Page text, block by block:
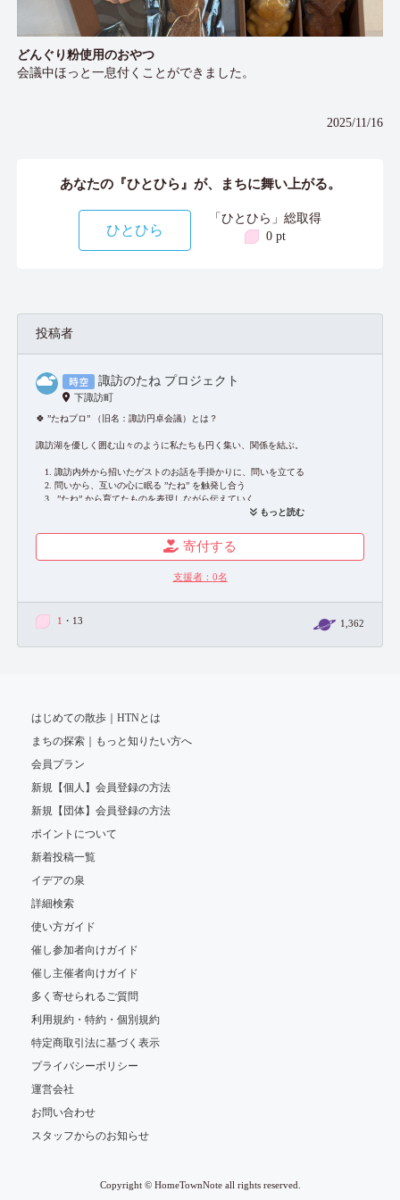
どんぐり粉使用のおやつ
会議中ほっと一息付くことができました。
2025/11/16
あなたの『ひとひら』が、まちに舞い上がる。
ひとひら
「ひとひら」総取得
0 pt
投稿者
諏訪のたね プロジェクト
下諏訪町
🍀 ”たねプロ” （旧名：諏訪円卓会議）とは？
諏訪湖を優しく囲む山々のように私たちも円く集い、関係を結ぶ。
1. 諏訪内外から招いたゲストのお話を手掛かりに、問いを立てる
2. 問いから、互いの心に眠る ”たね” を触発し合う
3. ”たね” から育てたものを表現しながら伝えていく
石垣麻衣子｜ヨーガ講師
もっと読む
寄付する
支援者： 0名
1 ・13 1,362
はじめての散歩｜HTNとは
まちの探索｜もっと知りたい方へ
会員プラン
新規【個人】会員登録の方法
新規【団体】会員登録の方法
ポイントについて
新着投稿一覧
イデアの泉
詳細検索
使い方ガイド
催し参加者向けガイド
催し主催者向けガイド
多く寄せられるご質問
利用規約・特約・個別規約
特定商取引法に基づく表示
プライバシーポリシー
運営会社
お問い合わせ
スタッフからのお知らせ
Copyright © HomeTownNote all rights reserved.